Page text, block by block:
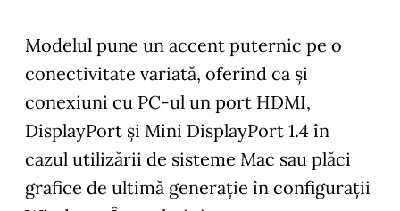
Modelul pune un accent puternic pe o
conectivitate variată, oferind ca şi
conexiuni cu PC-ul un port HDMI,
DisplayPort şi Mini DisplayPort 1.4 în
cazul utilizării de sisteme Mac sau plăci
grafice de ultimă generație în configurații